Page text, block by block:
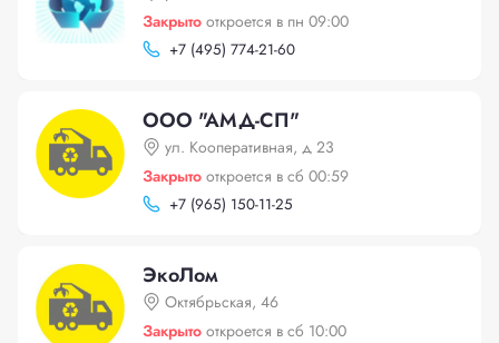
Закрыто откроется в пн 09:00
+7 (495) 774-21-60
ООО "АМД-СП"
ул. Кооперативная, д 23
Закрыто откроется в сб 00:59
+7 (965) 150-11-25
ЭкоЛом
Октябрьская, 46
Закрыто откроется в сб 10:00